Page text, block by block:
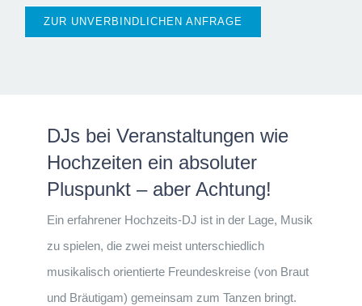
ZUR UNVERBINDLICHEN ANFRAGE
DJs bei Veranstaltungen wie
Hochzeiten ein absoluter
Pluspunkt – aber Achtung!
Ein erfahrener Hochzeits-DJ ist in der Lage, Musik
zu spielen, die zwei meist unterschiedlich
musikalisch orientierte Freundeskreise (von Braut
und Bräutigam) gemeinsam zum Tanzen bringt.